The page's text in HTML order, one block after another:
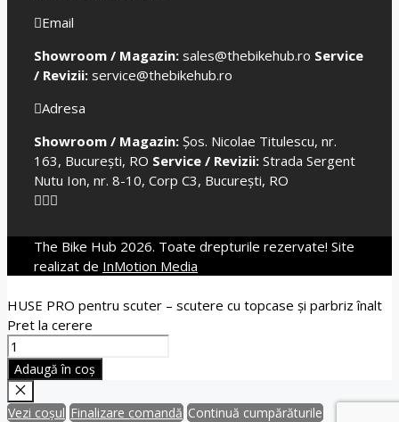
Email
Showroom / Magazin: sales@thebikehub.ro Service
/ Revizii: service@thebikehub.ro
Adresa
Showroom / Magazin: Șos. Nicolae Titulescu, nr.
163, București, RO Service / Revizii: Strada Sergent
Nutu Ion, nr. 8-10, Corp C3, București, RO
The Bike Hub 2026. Toate drepturile rezervate! Site
realizat de InMotion Media
HUSE PRO pentru scuter – scutere cu topcase și parbriz înalt
Pret la cerere
Cantitate
HUSE
PRO
pentru
Adaugă în coș
Close
Vezi coșul Finalizare comandă Continuă cumpărăturile